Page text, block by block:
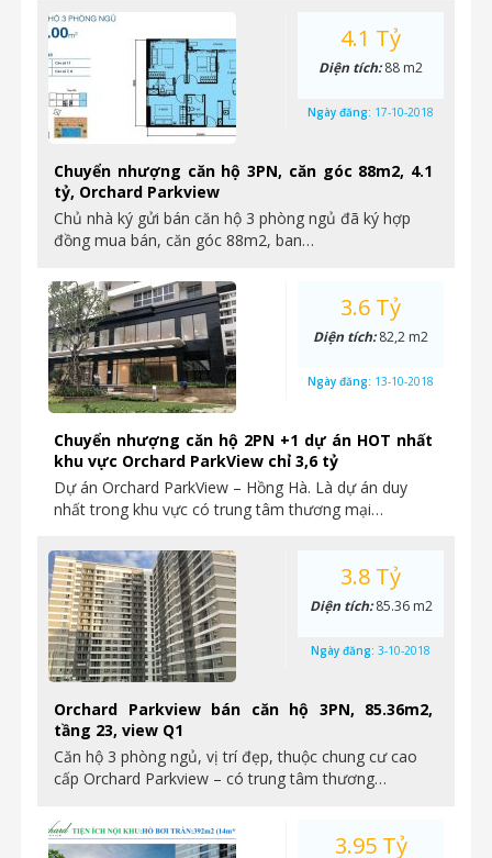
Chuyển nhượng căn hộ 3PN, căn góc 88m2, 4.1
tỷ, Orchard Parkview
Chủ nhà ký gửi bán căn hộ 3 phòng ngủ đã ký hợp
đồng mua bán, căn góc 88m2, ban…
4.1 Tỷ
Diện tích:88 m2
Ngày đăng: 17-10-2018
Chuyển nhượng căn hộ 2PN +1 dự án HOT nhất
khu vực Orchard ParkView chỉ 3,6 tỷ
Dự án Orchard ParkView – Hồng Hà. Là dự án duy
nhất trong khu vực có trung tâm thương mại…
3.6 Tỷ
Diện tích:82,2 m2
Ngày đăng: 13-10-2018
Orchard Parkview bán căn hộ 3PN, 85.36m2,
tầng 23, view Q1
Căn hộ 3 phòng ngủ, vị trí đẹp, thuộc chung cư cao
cấp Orchard Parkview – có trung tâm thương…
3.8 Tỷ
Diện tích:85.36 m2
Ngày đăng: 3-10-2018
3.95 Tỷ